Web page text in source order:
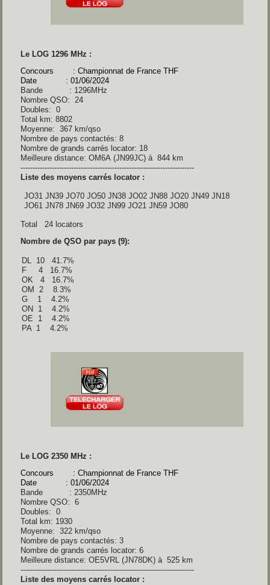
Le LOG 1296 MHz :
Concours : Championnat de France THF
Date : 01/06/2024
Bande : 1296MHz
Nombre QSO: 24
Doubles: 0
Total km: 8802
Moyenne: 367 km/qso
Nombre de pays contactés: 8
Nombre de grands carrés locator: 18
Meilleure distance: OM6A (JN99JC) à 844 km
------------------------------------------------------------------------
Liste des moyens carrés locator :
JO31 JN39 JO70 JO50 JN38 JO02 JN88 JO20 JN49 JN18
JO61 JN78 JN69 JO32 JN99 JO21 JN59 JO80
Total 24 locators
Nombre de QSO par pays (9):
DL  10   41.7%
F     4   16.7%
OK   4   16.7%
OM  2    8.3%
G    1    4.2%
ON  1    4.2%
OE  1    4.2%
PA  1    4.2%
Le LOG 2350 MHz :
Concours : Championnat de France THF
Date : 01/06/2024
Bande : 2350MHz
Nombre QSO: 6
Doubles: 0
Total km: 1930
Moyenne: 322 km/qso
Nombre de pays contactés: 3
Nombre de grands carrés locator: 6
Meilleure distance: OE5VRL (JN78DK) à 525 km
------------------------------------------------------------------------
Liste des moyens carrés locator :